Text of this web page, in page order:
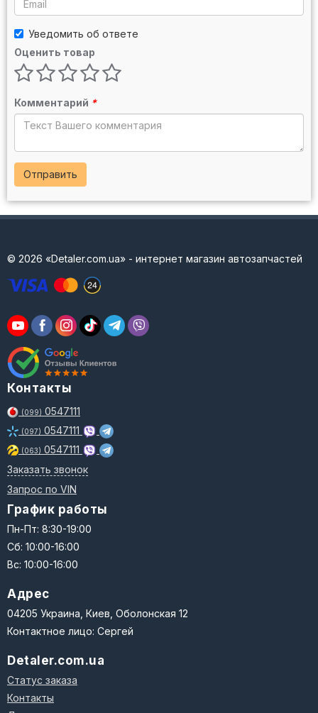
Уведомить об ответе
Оценить товар
Комментарий *
Отправить
© 2026 «Detaler.com.ua» - интернет магазин автозапчастей
Контакты
(099) 0547111
(097) 0547111
(063) 0547111
Заказать звонок
Запрос по VIN
График работы
Пн-Пт: 8:30-19:00
Сб: 10:00-16:00
Вс: 10:00-16:00
Адрес
04205 Украина, Киев, Оболонская 12
Контактное лицо: Сергей
Detaler.com.ua
Статус заказа
Контакты